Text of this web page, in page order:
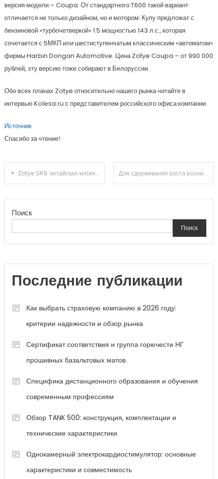
версия модели – Coupa. От стандартного T600 такой вариант
отличается не только дизайном, но и мотором: Купу предложат с
бензиновой «турбочетверкой» 1.5 мощностью 143 л.с., которая
сочетается с 5МКП или шестиступенчатым классическим «автоматом»
фирмы Harbin Dongan Automotive. Цена Zotye Coupa – от 990 000
рублей, эту версию тоже собирают в Белоруссии.
Обо всех планах Zotye относительно нашего рынка читайте в
интервью Kolesa.ru с представителем российского офиса компании.
Источник
Спасибо за чтение!
Навигация
записям
Zotye SR9: китайская копия Porsche Macan приедет в Россию в следующем году Для сдерживания роста розничных цен на топливо не будут использовать нынешние акцизы
Поиск
Поиск
Последние публикации
Как выбрать страховую компанию в 2026 году:
критерии надежности и обзор рынка
Сертификат соответствия и группа горючести НГ
прошивных базальтовых матов
Специфика дистанционного образования и обучения
современным профессиям
Обзор TANK 500: конструкция, комплектации и
технические характеристики
Однокамерный электрокардиостимулятор: основные
характеристики и совместимость